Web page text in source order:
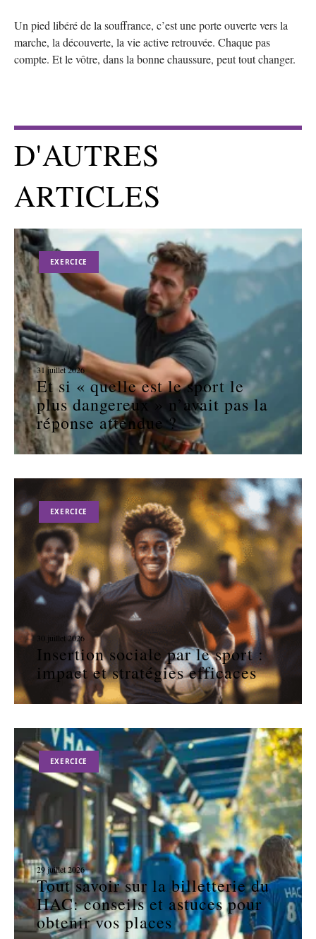
Un pied libéré de la souffrance, c’est une porte ouverte vers la
marche, la découverte, la vie active retrouvée. Chaque pas
compte. Et le vôtre, dans la bonne chaussure, peut tout changer.
D'AUTRES
ARTICLES
EXERCICE
31 juillet 2026
Et si « quelle est le sport le
plus dangereux » n’avait pas la
réponse attendue ?
EXERCICE
30 juillet 2026
Insertion sociale par le sport :
impact et stratégies efficaces
EXERCICE
29 juillet 2026
Tout savoir sur la billetterie du
HAC: conseils et astuces pour
obtenir vos places